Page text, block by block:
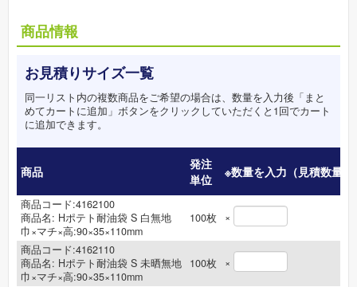
商品情報
お見積りサイズ一覧
同一リスト内の複数商品をご希望の場合は、数量を入力後「まと
めてカートに追加」ボタンをクリックしていただくと1回でカート
に追加できます。
商品
発注
単位
※数量を入力（見積数量）
商品コード:4162100
商品名: Hポテト耐油袋 S 白無地
巾×マチ×高:90×35×110mm
100枚 ×
商品コード:4162110
商品名: Hポテト耐油袋 S 未晒無地
巾×マチ×高:90×35×110mm
100枚 ×